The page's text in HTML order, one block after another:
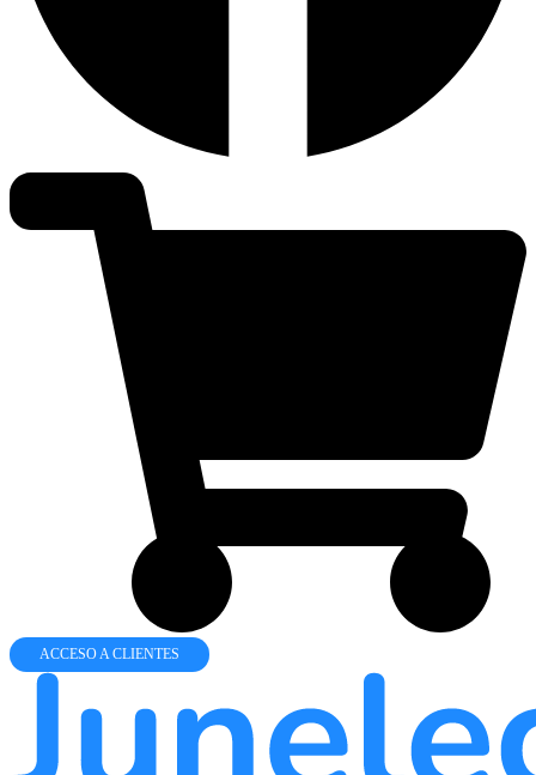
ACCESO A CLIENTES